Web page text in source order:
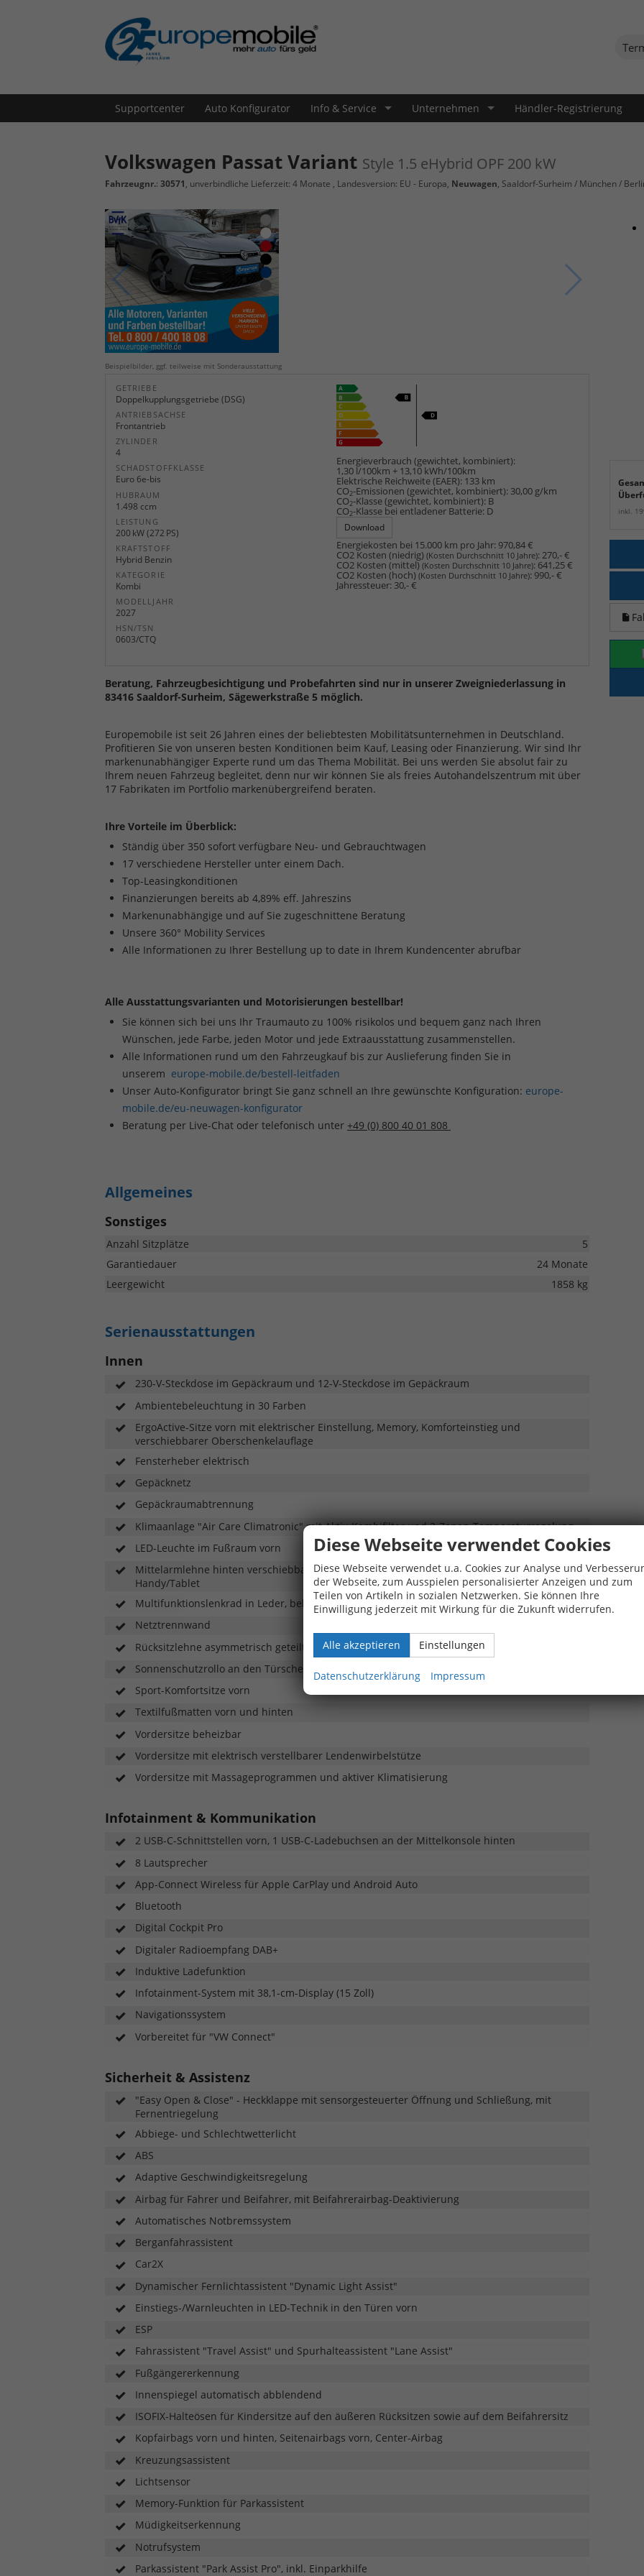
Supportcenter Auto Konfigurator Info & Service Unternehmen Händler-Registrierung
Volkswagen Passat Variant Style 1.5 eHybrid OPF 200 kW
Fahrzeugnr.: 30571, unverbindliche Lieferzeit: 4 Monate , Landesversion: EU - Europa, Neuwagen, Saaldorf-Surheim / München /
inkl.
Beispielbilder, ggf. teilweise mit Sonderausstattung
GETRIEBE
Doppelkupplungsgetriebe (DSG)
ANTRIEBSACHSE
Frontantrieb
ZYLINDER
4
SCHADSTOFFKLASSE
Euro 6e-bis
HUBRAUM
1.498 ccm
LEISTUNG
200 kW (272 PS)
KRAFTSTOFF
Hybrid Benzin
KATEGORIE
Kombi
MODELLJAHR
2027
HSN/TSN
0603/CTQ
Energieverbrauch (gewichtet, kombiniert):
1,30 l/100km + 13,10 kWh/100km
Elektrische Reichweite (EAER): 133 km
CO2-Emissionen (gewichtet, kombiniert): 30,00 g/km
CO2-Klasse (gewichtet, kombiniert): B
CO2-Klasse bei entladener Batterie: D
Download
Energiekosten bei 15.000 km pro Jahr: 970,84 €
CO2 Kosten (niedrig)(Kosten Durchschnitt 10 Jahre):270,- €
CO2 Kosten (mittel)(Kosten Durchschnitt 10 Jahre): 641,25 €
CO2 Kosten (hoch)(Kosten Durchschnitt 10 Jahre): 990,- €
Jahressteuer: 30,- €
Beratung, Fahrzeugbesichtigung und Probefahrten sind nur in unserer Zweigniederlassung in
83416 Saaldorf-Surheim, Sägewerkstraße 5 möglich.
Europemobile ist seit 26 Jahren eines der beliebtesten Mobilitätsunternehmen in Deutschland.
Profitieren Sie von unseren besten Konditionen beim Kauf, Leasing oder Finanzierung. Wir sind Ihr
markenunabhängiger Experte rund um das Thema Mobilität. Bei uns werden Sie absolut fair zu
Ihrem neuen Fahrzeug begleitet, denn nur wir können Sie als freies Autohandelszentrum mit über
17 Fabrikaten im Portfolio markenübergreifend beraten.
Ihre Vorteile im Überblick:
Ständig über 350 sofort verfügbare Neu- und Gebrauchtwagen
17 verschiedene Hersteller unter einem Dach.
Top-Leasingkonditionen
Finanzierungen bereits ab 4,89% eff. Jahreszins
Markenunabhängige und auf Sie zugeschnittene Beratung
Unsere 360° Mobility Services
Alle Informationen zu Ihrer Bestellung up to date in Ihrem Kundencenter abrufbar
Alle Ausstattungsvarianten und Motorisierungen bestellbar!
Sie können sich bei uns Ihr Traumauto zu 100% risikolos und bequem ganz nach Ihren
Wünschen, jede Farbe, jeden Motor und jede Extraausstattung zusammenstellen.
Alle Informationen rund um den Fahrzeugkauf bis zur Auslieferung finden Sie in
unserem europe-mobile.de/bestell-leitfaden
Unser Auto-Konfigurator bringt Sie ganz schnell an Ihre gewünschte Konfiguration: europe-
mobile.de/eu-neuwagen-konfigurator
Beratung per Live-Chat oder telefonisch unter +49 (0) 800 40 01 808
Allgemeines
Sonstiges
Anzahl Sitzplätze
5
Garantiedauer
24 Monate
Leergewicht
1858 kg
Serienausstattungen
Innen
230-V-Steckdose im Gepäckraum und 12-V-Steckdose im Gepäckraum
Ambientebeleuchtung in 30 Farben
ErgoActive-Sitze vorn mit elektrischer Einstellung, Memory, Komforteinstieg und
verschiebbarer Oberschenkelauflage
Fensterheber elektrisch
Gepäcknetz
Gepäckraumabtrennung
Klimaanlage "Air Care Climatronic" mit Aktiv-Kombifilter und 3-Zonen-Temperaturregelung
LED-Leuchte im Fußraum vorn
Mittelarmlehne hinten verschiebbar, mit Becherhaltern und Ablagemöglichkeit für
Handy/Tablet
Multifunktionslenkrad in Leder, beheizbar, mit Schaltwippen
Netztrennwand
Rücksitzlehne asymmetrisch geteilt umklappbar, mit Durchlademöglichkeit
Sonnenschutzrollo an den Türscheiben hinten
Sport-Komfortsitze vorn
Textilfußmatten vorn und hinten
Vordersitze beheizbar
Vordersitze mit elektrisch verstellbarer Lendenwirbelstütze
Vordersitze mit Massageprogrammen und aktiver Klimatisierung
Infotainment & Kommunikation
2 USB-C-Schnittstellen vorn, 1 USB-C-Ladebuchsen an der Mittelkonsole hinten
8 Lautsprecher
App-Connect Wireless für Apple CarPlay und Android Auto
Bluetooth
Digital Cockpit Pro
Digitaler Radioempfang DAB+
Induktive Ladefunktion
Infotainment-System mit 38,1-cm-Display (15 Zoll)
Navigationssystem
Vorbereitet für "VW Connect"
Sicherheit & Assistenz
"Easy Open & Close" - Heckklappe mit sensorgesteuerter Öffnung und Schließung, mit
Fernentriegelung
Abbiege- und Schlechtwetterlicht
ABS
Adaptive Geschwindigkeitsregelung
Airbag für Fahrer und Beifahrer, mit Beifahrerairbag-Deaktivierung
Automatisches Notbremssystem
Berganfahrassistent
Car2X
Dynamischer Fernlichtassistent "Dynamic Light Assist"
Einstiegs-/Warnleuchten in LED-Technik in den Türen vorn
ESP
Fahrassistent "Travel Assist" und Spurhalteassistent "Lane Assist"
Fußgängererkennung
Innenspiegel automatisch abblendend
ISOFIX-Halteösen für Kindersitze auf den äußeren Rücksitzen sowie auf dem Beifahrersitz
Kopfairbags vorn und hinten, Seitenairbags vorn, Center-Airbag
Kreuzungsassistent
Lichtsensor
Memory-Funktion für Parkassistent
Müdigkeitserkennung
Notrufsystem
Parkassistent "Park Assist Pro", inkl. Einparkhilfe
Diese Webseite verwendet Cookies
Diese Webseite verwendet u.a. Cookies zur Analyse und
der Webseite, zum Ausspielen personalisierter Anzeigen und zum
Teilen von Artikeln in sozialen Netzwerken. Sie können Ihre
Einwilligung jederzeit mit Wirkung für die Zukunft widerrufen.
Alle akzeptieren Einstellungen
Datenschutzerklärung Impressum